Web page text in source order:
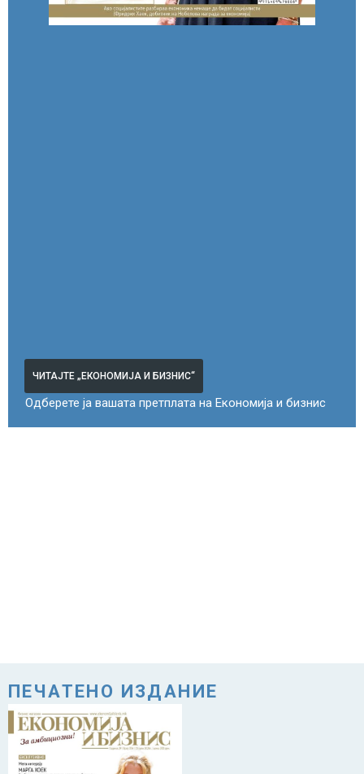
ЧИТАЈТЕ „ЕКОНОМИЈА И БИЗНИС“
Одберете ја вашата претплата на Економија и бизнис
ПЕЧАТЕНО ИЗДАНИЕ